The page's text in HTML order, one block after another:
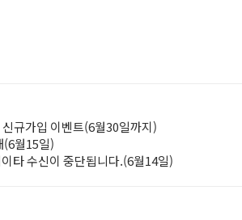
규가입 이벤트(6월30일까지)
(6월15일)
타 수신이 중단됩니다.(6월14일)